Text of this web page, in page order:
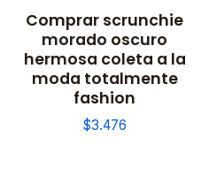
Comprar scrunchie
morado oscuro
hermosa coleta a la
moda totalmente
fashion
$3.476